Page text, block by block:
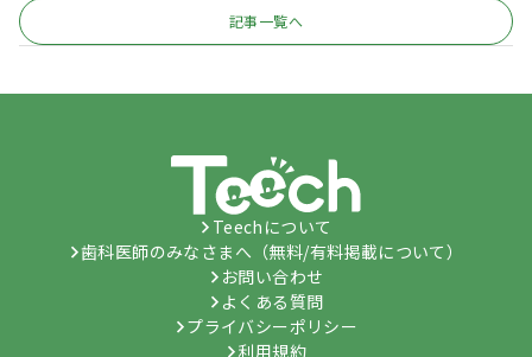
記事一覧へ
Teechについて
歯科医師のみなさまへ（無料/有料掲載について）
お問い合わせ
よくある質問
プライバシーポリシー
利用規約